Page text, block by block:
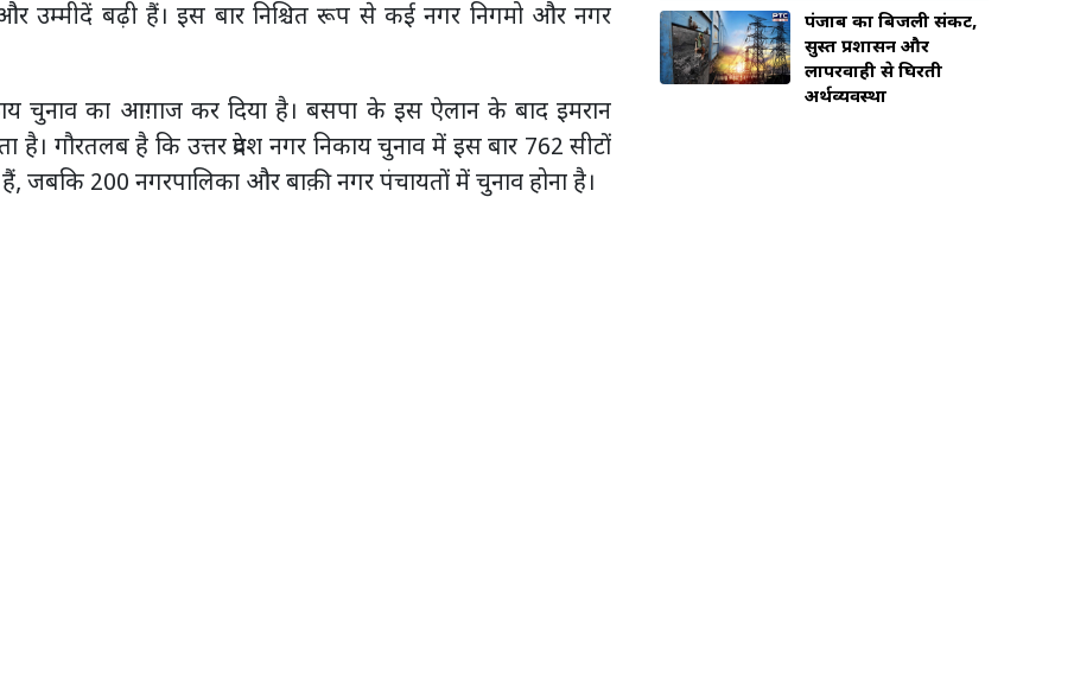
उम्मीदें बढ़ी हैं। इस बार निश्चित रूप से कई नगर निगमो और नगर
चुनाव का आग़ाज कर दिया है। बसपा के इस ऐलान के बाद इमरान
गौरतलब है कि उत्तर प्रदेश नगर निकाय चुनाव में इस बार 762 सीटों
जबकि 200 नगरपालिका और बाक़ी नगर पंचायतों में चुनाव होना है।
पंजाब का बिजली संकट,
सुस्त प्रशासन और
लापरवाही से घिरती
अर्थव्यवस्था